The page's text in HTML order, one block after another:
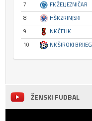
7
FK ŽELJEZNIČAR
8
HŠK ZRINJSKI
9
NK ČELIK
10
NK ŠIROKI BRIJEG
ŽENSKI FUDBAL